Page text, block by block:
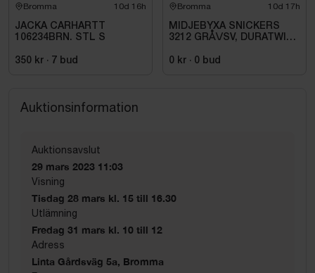
Bromma 10d 16h
JACKA CARHARTT
106234BRN. STL S
350 kr · 7 bud
Bromma 10d 17h
MIDJEBYXA SNICKERS
3212 GRÅ\/SV, DURATWILL
0 kr · 0 bud
Auktionsinformation
Auktionsavslut
29 mars 2023 11:03
Visning
Tisdag 28 mars kl. 15 till 16.30
Utlämning
Fredag 31 mars kl. 10 till 12
Adress
Linta Gårdsväg 5a, Bromma